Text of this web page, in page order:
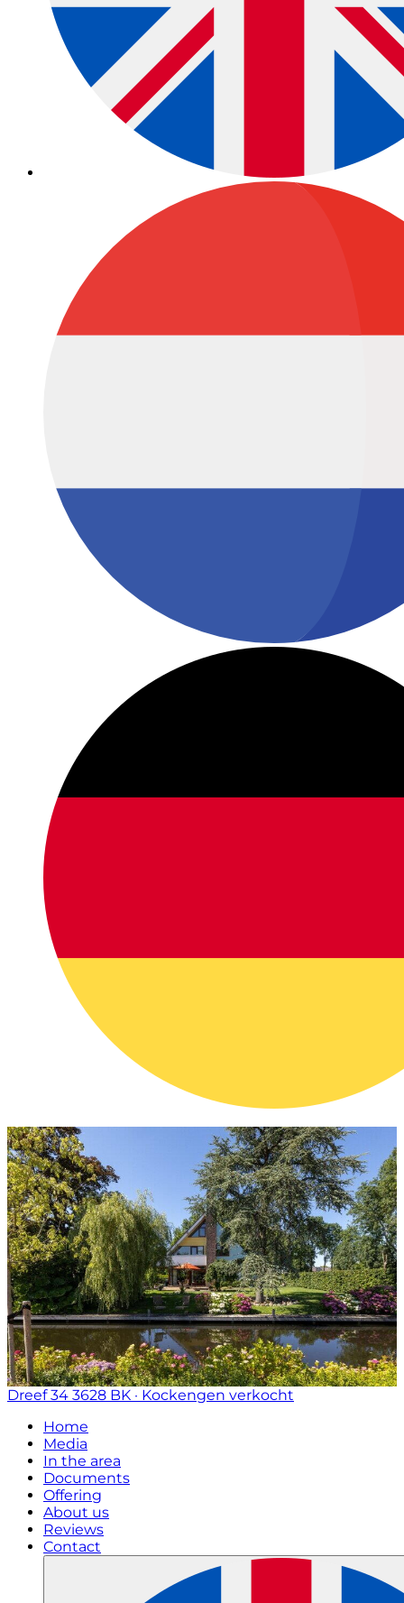
Dreef 34 3628 BK · Kockengen verkocht
Home
Media
In the area
Documents
Offering
About us
Reviews
Contact